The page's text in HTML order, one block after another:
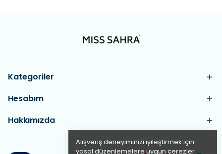
Alışveriş deneyiminizi iyileştirmek için
yasal düzenlemelere uygun çerezler
Kategoriler
Hesabım
Hakkımızda